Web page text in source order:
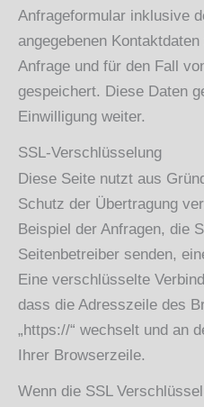
Anfrageformular inklusive
angegebenen
Anfrage und für den Fall
gespeichert. Diese Daten
Einwilligung weiter.
SSL-Verschlüsselung
Diese Seite nutzt aus
Schutz der Übertragung
Beispiel der Anfragen, die
Seitenbetreiber senden,
Eine verschlüsselte
dass die Adresszeile des
„https://“ wechselt und an
Ihrer Browserzeile.
Wenn die SSL